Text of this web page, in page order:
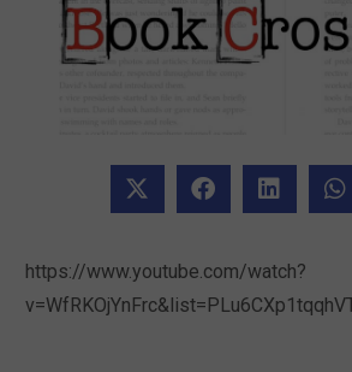
https://www.youtube.com/watch?